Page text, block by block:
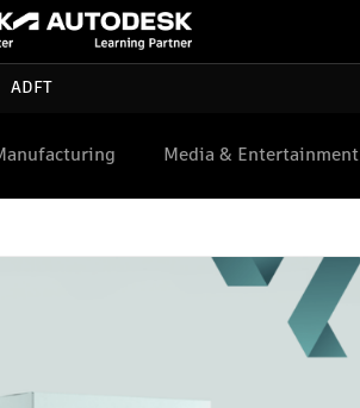
ADFT
Media & Entertainment